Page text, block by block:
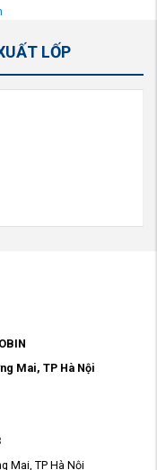
LỐP
Mai, TP Hà Nội
Mai, TP Hà Nội